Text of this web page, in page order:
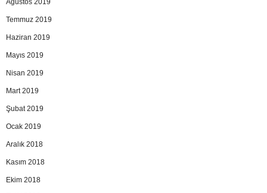
Ağustos 2019
Temmuz 2019
Haziran 2019
Mayıs 2019
Nisan 2019
Mart 2019
Şubat 2019
Ocak 2019
Aralık 2018
Kasım 2018
Ekim 2018